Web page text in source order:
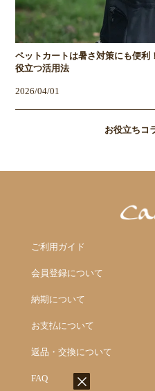
ペットカートは暑さ対策にも便利
役立つ活用法
2026/04/01
お役立ちコ
ご利用ガイド
会員登録について
納期について
お支払について
返品・交換について
FAQ